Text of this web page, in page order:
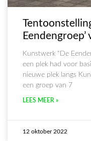
Kunstwerk “De
een plek had voor
nieuwe plek langs
een groep van 7
LEES MEER »
12 oktober 2022